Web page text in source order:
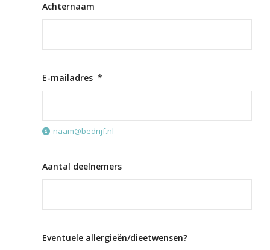
Achternaam
E-mailadres *
naam@bedrijf.nl
Aantal deelnemers
Eventuele allergieën/dieetwensen?